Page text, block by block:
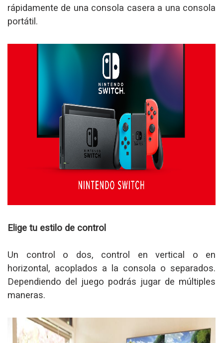
rápidamente de una consola casera a una consola
portátil.
Elige tu estilo de control
Un control o dos, control en vertical o en
horizontal, acoplados a la consola o separados.
Dependiendo del juego podrás jugar de múltiples
maneras.